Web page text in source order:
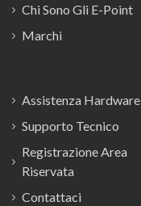
Chi Sono Gli E-Point
Marchi
Assistenza Hardware
Supporto Tecnico
Registrazione Area
Riservata
Contattaci